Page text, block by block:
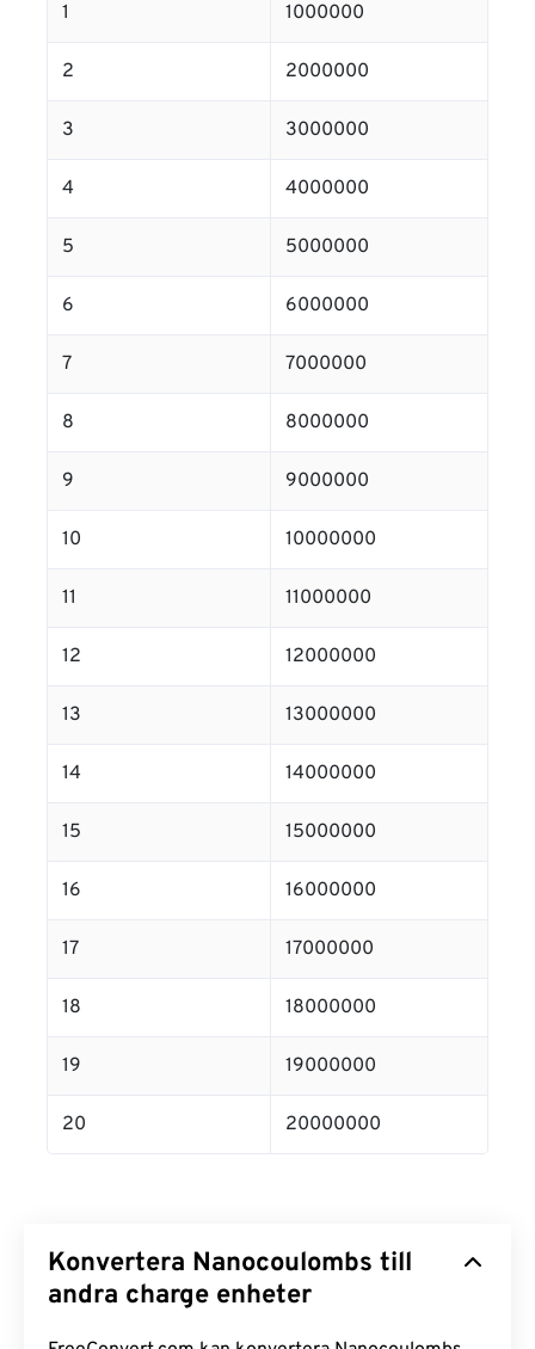
1 1000000
2 2000000
3 3000000
4 4000000
5 5000000
6 6000000
7 7000000
8 8000000
9 9000000
10 10000000
11 11000000
12 12000000
13 13000000
14 14000000
15 15000000
16 16000000
17 17000000
18 18000000
19 19000000
20 20000000
Konvertera Nanocoulombs till
andra charge enheter